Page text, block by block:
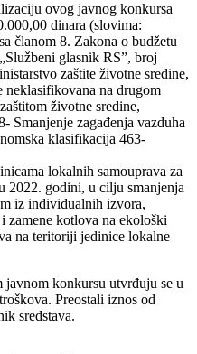
ovog javnog konkursa
dinara (slovima:
članom 8. Zakona o budžetu
glasnik RSˮ, broj
zaštite životne sredine,
neklasifikovana na drugom
životne sredine,
Smanjenje zagađenja vazduha
klasifikacija 463-
lokalnih samouprava za
2022. godini, u cilju smanjenja
iz individualnih izvora,
zamene kotlova na ekološki
na teritoriji jedinice lokalne
javnom konkursu utvrđuju se u
Preostali iznos od
sredstava.